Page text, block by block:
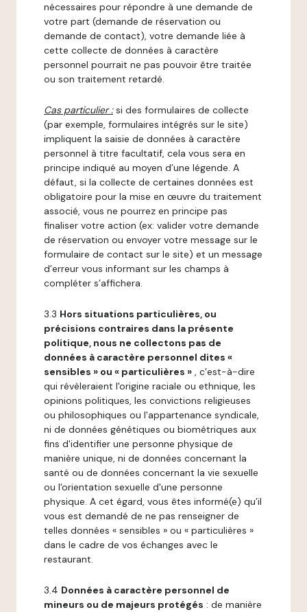
nécessaires pour répondre à une demande de
votre part (demande de réservation ou
demande de contact), votre demande liée à
cette collecte de données à caractère
personnel pourrait ne pas pouvoir être traitée
ou son traitement retardé.
Cas particulier : si des formulaires de collecte
(par exemple, formulaires intégrés sur le site)
impliquent la saisie de données à caractère
personnel à titre facultatif, cela vous sera en
principe indiqué au moyen d’une légende. A
défaut, si la collecte de certaines données est
obligatoire pour la mise en œuvre du traitement
associé, vous ne pourrez en principe pas
finaliser votre action (ex: valider votre demande
de réservation ou envoyer votre message sur le
formulaire de contact sur le site) et un message
d’erreur vous informant sur les champs à
compléter s’affichera.
3.3 Hors situations particulières, ou
précisions contraires dans la présente
politique, nous ne collectons pas de
données à caractère personnel dites «
sensibles » ou « particulières » , c’est-à-dire
qui révèleraient l'origine raciale ou ethnique, les
opinions politiques, les convictions religieuses
ou philosophiques ou l'appartenance syndicale,
ni de données génétiques ou biométriques aux
fins d'identifier une personne physique de
manière unique, ni de données concernant la
santé ou de données concernant la vie sexuelle
ou l'orientation sexuelle d'une personne
physique. A cet égard, vous êtes informé(e) qu’il
vous est demandé de ne pas renseigner de
telles données « sensibles » ou « particulières »
dans le cadre de vos échanges avec le
restaurant.
3.4 Données à caractère personnel de
mineurs ou de majeurs protégés : de manière